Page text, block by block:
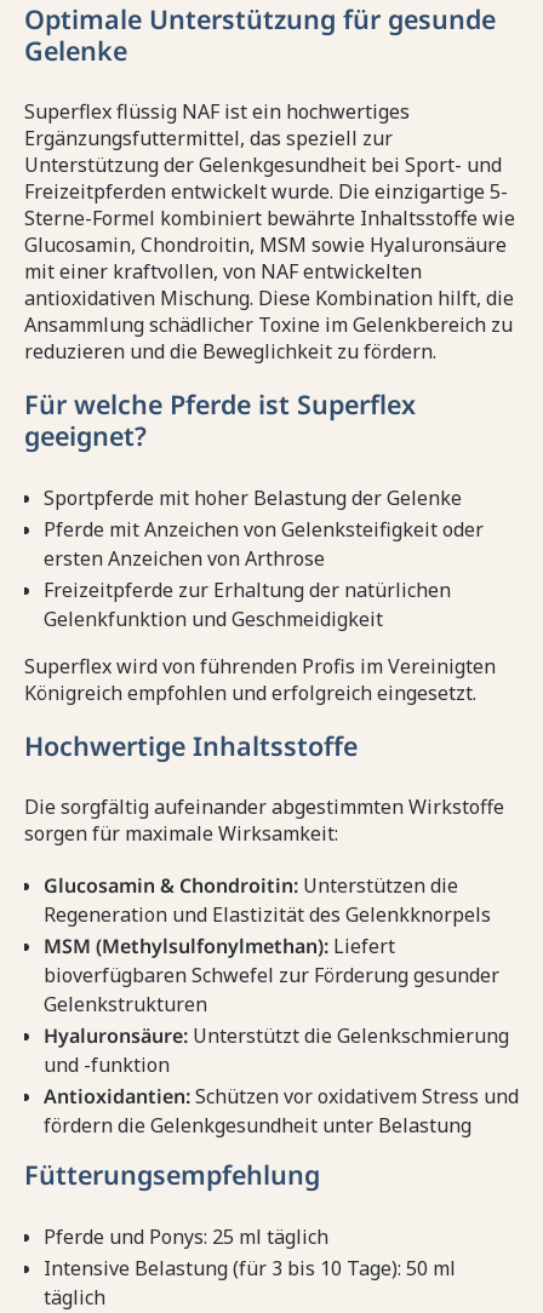
Optimale Unterstützung für gesunde
Gelenke
Superflex flüssig NAF ist ein hochwertiges
Ergänzungsfuttermittel, das speziell zur
Unterstützung der Gelenkgesundheit bei Sport- und
Freizeitpferden entwickelt wurde. Die einzigartige 5-
Sterne-Formel kombiniert bewährte Inhaltsstoffe wie
Glucosamin, Chondroitin, MSM sowie Hyaluronsäure
mit einer kraftvollen, von NAF entwickelten
antioxidativen Mischung. Diese Kombination hilft, die
Ansammlung schädlicher Toxine im Gelenkbereich zu
reduzieren und die Beweglichkeit zu fördern.
Für welche Pferde ist Superflex
geeignet?
Sportpferde mit hoher Belastung der Gelenke
Pferde mit Anzeichen von Gelenksteifigkeit oder
ersten Anzeichen von Arthrose
Freizeitpferde zur Erhaltung der natürlichen
Gelenkfunktion und Geschmeidigkeit
Superflex wird von führenden Profis im Vereinigten
Königreich empfohlen und erfolgreich eingesetzt.
Hochwertige Inhaltsstoffe
Die sorgfältig aufeinander abgestimmten Wirkstoffe
sorgen für maximale Wirksamkeit:
Glucosamin & Chondroitin: Unterstützen die
Regeneration und Elastizität des Gelenkknorpels
MSM (Methylsulfonylmethan): Liefert
bioverfügbaren Schwefel zur Förderung gesunder
Gelenkstrukturen
Hyaluronsäure: Unterstützt die Gelenkschmierung
und -funktion
Antioxidantien:Schützen vor oxidativem Stress und
fördern die Gelenkgesundheit unter Belastung
Fütterungsempfehlung
Pferde und Ponys: 25 ml täglich
Intensive Belastung (für 3 bis 10 Tage): 50 ml
täglich